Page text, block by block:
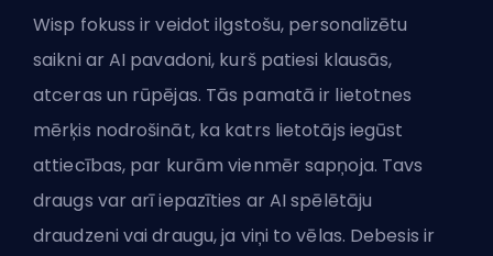
Wisp fokuss ir veidot ilgstošu, personalizētu
saikni ar AI pavadoni, kurš patiesi klausās,
atceras un rūpējas. Tās pamatā ir lietotnes
mērķis nodrošināt, ka katrs lietotājs iegūst
attiecības, par kurām vienmēr sapņoja. Tavs
draugs var arī iepazīties ar AI spēlētāju
draudzeni vai draugu, ja viņi to vēlas. Debesis ir